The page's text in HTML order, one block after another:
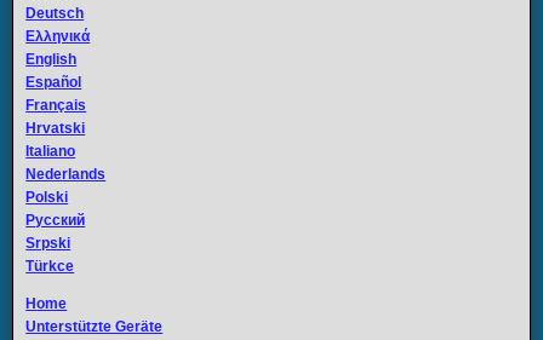
Deutsch
Ελληνικά
English
Español
Français
Hrvatski
Italiano
Nederlands
Polski
Русский
Srpski
Türkce
Home
Unterstützte Geräte